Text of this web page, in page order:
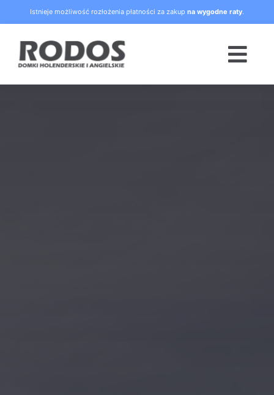
to
content
Istnieje możliwość rozłożenia płatności za zakup na wygodne raty.